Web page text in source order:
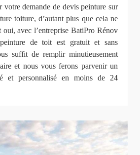
votre demande de devis peinture sur
toiture, d’autant plus que cela ne
avec l’entreprise BatiPro Rénov
de toit est gratuit et sans
suffit de remplir minutieusement
et nous vous ferons parvenir un
et personnalisé en moins de 24